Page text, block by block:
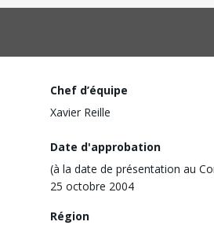
Chef d’équipe
Xavier Reille
Date d'approbation
(à la date de présentation au
25 octobre 2004
Région